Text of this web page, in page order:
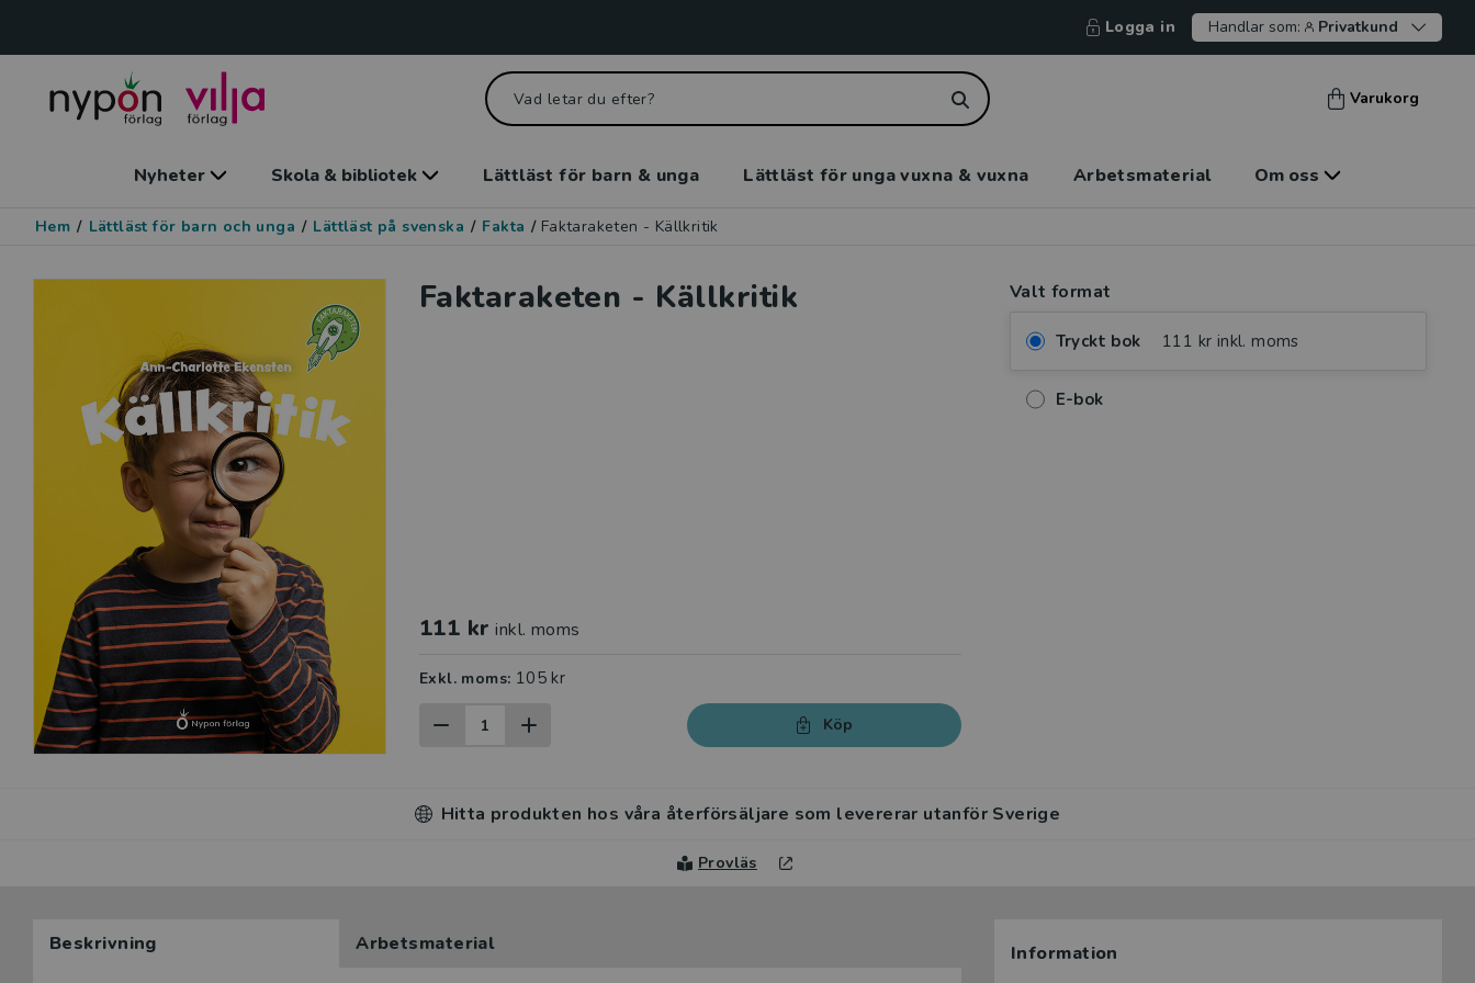
Logga in Handlar som: Privatkund
Varukorg
Nyheter Skola & bibliotek Lättläst för barn & unga Lättläst för unga vuxna & vuxna Arbetsmaterial Om oss
Hem / Lättläst för barn och unga / Lättläst på svenska / Fakta / Faktaraketen - Källkritik
Faktaraketen - Källkritik
111 kr inkl. moms
Exkl. moms: 105 kr
Köp
Valt format
Tryckt bok 111 kr inkl. moms
E-bok
Hitta produkten hos våra återförsäljare som levererar utanför Sverige
Provläs
Beskrivning Arbetsmaterial Information